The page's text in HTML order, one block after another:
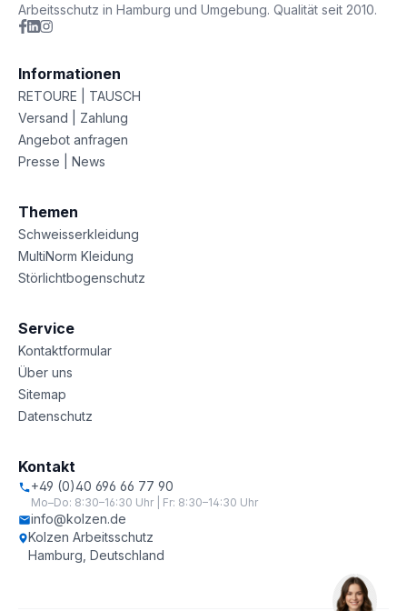
Arbeitsschutz in Hamburg und Umgebung. Qualität seit 2010.
Informationen
RETOURE | TAUSCH
Versand | Zahlung
Angebot anfragen
Presse | News
Themen
Schweisserkleidung
MultiNorm Kleidung
Störlichtbogenschutz
Service
Kontaktformular
Über uns
Sitemap
Datenschutz
Kontakt
+49 (0)40 696 66 77 90
Mo–Do: 8:30–16:30 Uhr | Fr: 8:30–14:30 Uhr
info@kolzen.de
Kolzen Arbeitsschutz
Hamburg, Deutschland